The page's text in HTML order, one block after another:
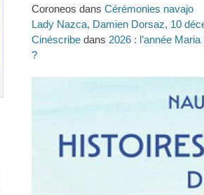
Coroneos dans Cérémonies navajo
Lady Nazca, Damien Dorsaz, 10
Cinéscribe dans 2026 : l’année
?